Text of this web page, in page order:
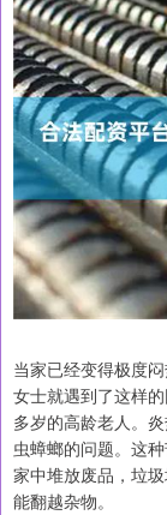
当家已经变得极度
女士就遇到了这样
多岁的高龄老人。
虫蟑螂的问题。这
家中堆放废品，垃
能翻越杂物。